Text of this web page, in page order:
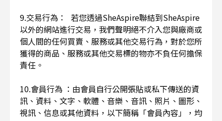
9.交易行為： 若您透過SheAspire聯結到SheAspire
以外的網站進行交易，我們聲明絕不介入您與廠商或
個人間的任何買賣、服務或其他交易行為，對於您所
獲得的商品、服務或其他交易標的物亦不負任何擔保
責任。
10.會員行為 ：由會員自行公開張貼或私下傳送的資
訊、資料、文字、軟體、音樂、音訊、照片、圖形、
視訊、信息或其他資料，以下簡稱「會員內容」，均